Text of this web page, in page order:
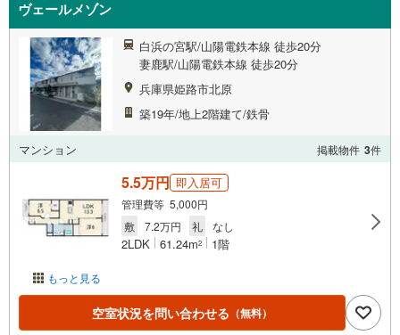
ヴェールメゾン
白浜の宮駅/山陽電鉄本線 徒歩20分
妻鹿駅/山陽電鉄本線 徒歩20分
兵庫県姫路市北原
築19年/地上2階建て/鉄骨
マンション 掲載物件 3件
もっと見る
5.5万円 即入居可
管理費等 5,000円
敷
7.2万円 礼 なし
2LDK 61.24m2 1階
空室状況を問い合わせる （無料）